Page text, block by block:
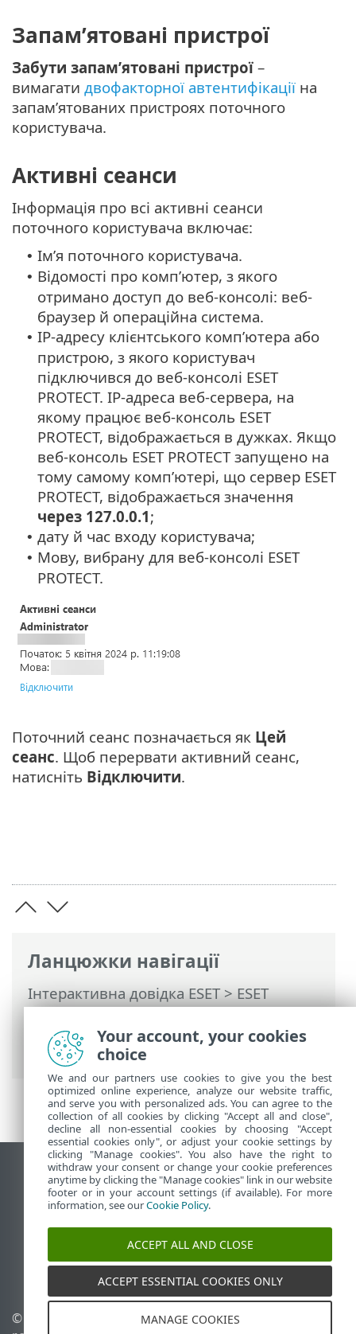
Ланцюжки навігації
Інтерактивна довідка ESET>ESET
PROTECT On-Prem>Початок роботи>
ESET PROTECTВеб-консоль> Параметри
користувача
Запам’ятовані пристрої
Забути запам’ятовані пристрої –
вимагати двофакторної автентифікації на
запам’ятованих пристроях поточного
користувача.
Активні сеанси
Інформація про всі активні сеанси
поточного користувача включає:
• Ім’я поточного користувача.
• Відомості про комп’ютер, з якого
отримано доступ до веб-консолі: веб-
браузер й операційна система.
• IP-адресу клієнтського комп’ютера або
пристрою, з якого користувач
підключився до веб-консолі ESET
PROTECT. IP-адреса веб-сервера, на
якому працює веб-консоль ESET
PROTECT, відображається в дужках. Якщо
веб-консоль ESET PROTECT запущено на
тому самому комп’ютері, що сервер ESET
PROTECT, відображається значення
через 127.0.0.1;
• дату й час входу користувача;
• Мову, вибрану для веб-консолі ESET
PROTECT.
Поточний сеанс позначається як Цей
сеанс. Щоб перервати активний сеанс,
натисніть Відключити.
Переглянути повну версію
End of Life
База знань ESET
ESET Status Portal
Регіональна підтримка
© 1992 - 2026 ESET, spol. s
Керувати файлами cookie
Your account, your cookies
choice
We and our partners use cookies to give you the best
optimized online experience, analyze our website traffic,
and serve you with personalized ads. You can agree to the
collection of all cookies by clicking "Accept all and close",
decline all non-essential cookies by choosing "Accept
essential cookies only", or adjust your cookie settings by
clicking "Manage cookies". You also have the right to
withdraw your consent or change your cookie preferences
anytime by clicking the "Manage cookies" link in our website
footer or in your account settings (if available). For more
information, see ourCookie Policy.
ACCEPT ALL AND CLOSE
ACCEPT ESSENTIAL COOKIES ONLY
MANAGE COOKIES